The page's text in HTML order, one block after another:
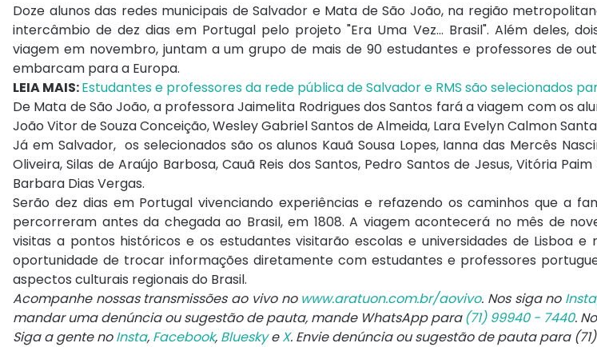
Doze alunos das redes municipais de Salvador e Mata de São João, na região
intercâmbio de dez dias em Portugal pelo projeto "Era Uma Vez... Brasil". Além deles,
viagem em novembro, juntam a um grupo de mais de 90 estudantes e professores de
embarcam para a Europa.
LEIA MAIS:Estudantes e professores da rede pública de Salvador e RMS são selecionados
De Mata de São João, a professora Jaimelita Rodrigues dos Santos fará a viagem com os
João Vitor de Souza Conceição, Wesley Gabriel Santos de Almeida, Lara Evelyn Calmon
Já em Salvador, os selecionados são os alunos Kauã Sousa Lopes, Ianna das Mercês
Oliveira, Silas de Araújo Barbosa, Cauã Reis dos Santos, Pedro Santos de Jesus, Vitória
Barbara Dias Vergas.
Serão dez dias em Portugal vivenciando experiências e refazendo os caminhos que a
percorreram antes da chegada ao Brasil, em 1808. A viagem acontecerá no mês de
visitas a pontos históricos e os estudantes visitarão escolas e universidades de Lisboa e
oportunidade de trocar informações diretamente com estudantes e professores
aspectos culturais regionais do Brasil.
Acompanhe nossas transmissões ao vivo no www.aratuon.com.br/aovivo. Nos siga no
mandar uma denúncia ou sugestão de pauta, mande WhatsApp para (71) 99940 - 7440.
Siga a gente noInsta, Facebook, BlueskyeX. Envie denúncia ou sugestão de pauta para